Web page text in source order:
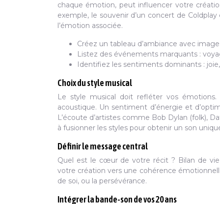
chaque émotion, peut influencer votre
exemple, le souvenir d’un concert de
l’émotion associée.
Créez un tableau d’ambiance avec
Listez des événements marquants :
Identifiez les sentiments dominants :
Choix du style musical
Le style musical doit refléter vos
acoustique. Un sentiment d’énergie et
L’écoute d’artistes comme Bob Dylan (folk),
à fusionner les styles pour obtenir un son
Définir le message central
Quel est le cœur de votre récit ? Bilan de
votre création vers une cohérence
de soi, ou la persévérance.
Intégrer la bande-son de vos 20 ans